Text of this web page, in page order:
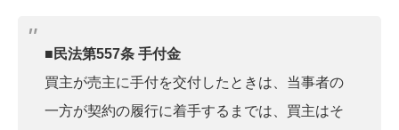
■民法第557条 手付金
買主が売主に手付を交付したときは、当事者の
一方が契約の履行に着手するまでは、買主はそ